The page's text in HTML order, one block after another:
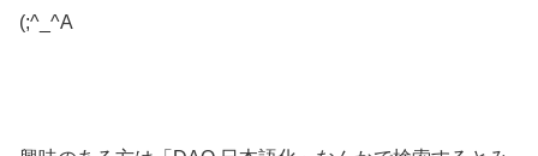
(;^_^A